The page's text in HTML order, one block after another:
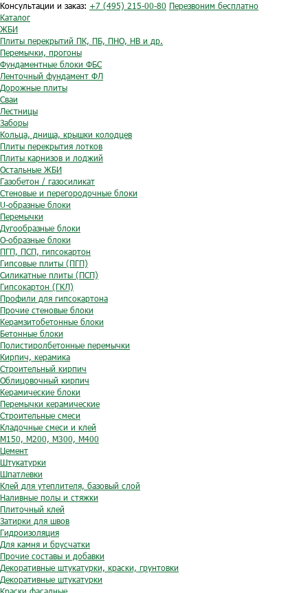
Консультации и заказ: +7 (495) 215-00-80 Перезвоним бесплатно
Каталог
ЖБИ
Плиты перекрытий ПК, ПБ, ПНО, НВ и др.
Перемычки, прогоны
Фундаментные блоки ФБС
Ленточный фундамент ФЛ
Дорожные плиты
Сваи
Лестницы
Заборы
Кольца, днища, крышки колодцев
Плиты перекрытия лотков
Плиты карнизов и лоджий
Остальные ЖБИ
Газобетон / газосиликат
Стеновые и перегородочные блоки
U-образные блоки
Перемычки
Дугообразные блоки
O-образные блоки
ПГП, ПСП, гипсокартон
Гипсовые плиты (ПГП)
Силикатные плиты (ПСП)
Гипсокартон (ГКЛ)
Профили для гипсокартона
Прочие стеновые блоки
Керамзитобетонные блоки
Бетонные блоки
Полистиролбетонные перемычки
Кирпич, керамика
Строительный кирпич
Облицовочный кирпич
Керамические блоки
Перемычки керамические
Строительные смеси
Кладочные смеси и клей
М150, М200, М300, М400
Цемент
Штукатурки
Шпатлевки
Клей для утеплителя, базовый слой
Наливные полы и стяжки
Плиточный клей
Затирки для швов
Гидроизоляция
Для камня и брусчатки
Прочие составы и добавки
Декоративные штукатурки, краски, грунтовки
Декоративные штукатурки
Краски фасадные